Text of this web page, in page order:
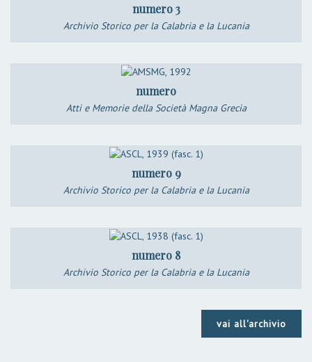
numero 3
Archivio Storico per la Calabria e la Lucania
numero
Atti e Memorie della Società Magna Grecia
numero 9
Archivio Storico per la Calabria e la Lucania
numero 8
Archivio Storico per la Calabria e la Lucania
vai all'archivio